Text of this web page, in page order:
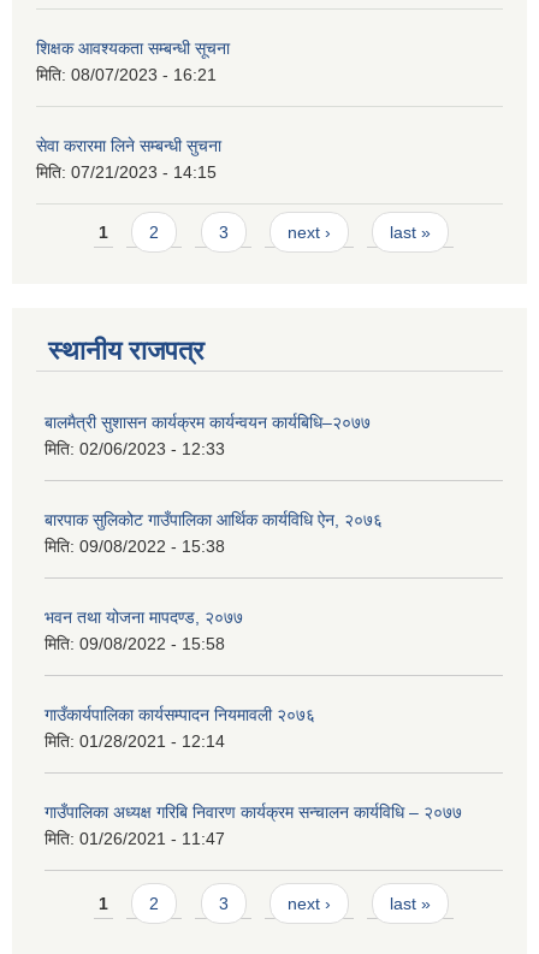
शिक्षक आवश्यकता सम्बन्धी सूचना
मिति: 08/07/2023 - 16:21
सेवा करारमा लिने सम्बन्धी सुचना
मिति: 07/21/2023 - 14:15
Pages
1 2 3 next › last »
स्थानीय राजपत्र
बालमैत्री सुशासन कार्यक्रम कार्यन्वयन कार्यबिधि–२०७७
मिति: 02/06/2023 - 12:33
बारपाक सुलिकोट गाउँपालिका आर्थिक कार्यविधि ऐन, २०७६
मिति: 09/08/2022 - 15:38
भवन तथा योजना मापदण्ड, २०७७
मिति: 09/08/2022 - 15:58
गाउँकार्यपालिका कार्यसम्पादन नियमावली २०७६
मिति: 01/28/2021 - 12:14
गाउँपालिका अध्यक्ष गरिबि निवारण कार्यक्रम सन्चालन कार्यविधि – २०७७
मिति: 01/26/2021 - 11:47
Pages
1 2 3 next › last »